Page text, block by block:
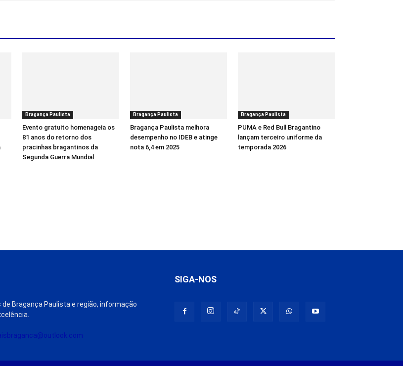
Bragança Paulista
Evento gratuito homenageia os
81 anos do retorno dos
pracinhas bragantinos da
Segunda Guerra Mundial
Bragança Paulista
Bragança Paulista melhora
desempenho no IDEB e atinge
nota 6,4 em 2025
Bragança Paulista
PUMA e Red Bull Bragantino
lançam terceiro uniforme da
temporada 2026
de Bragança Paulista e região, informação
SIGA-NOS